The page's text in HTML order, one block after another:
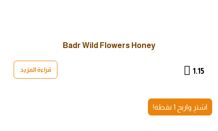
Badr Wild Flowers Honey
1.15 قراءة المزيد
اشترِ واربح 1 نقطة!